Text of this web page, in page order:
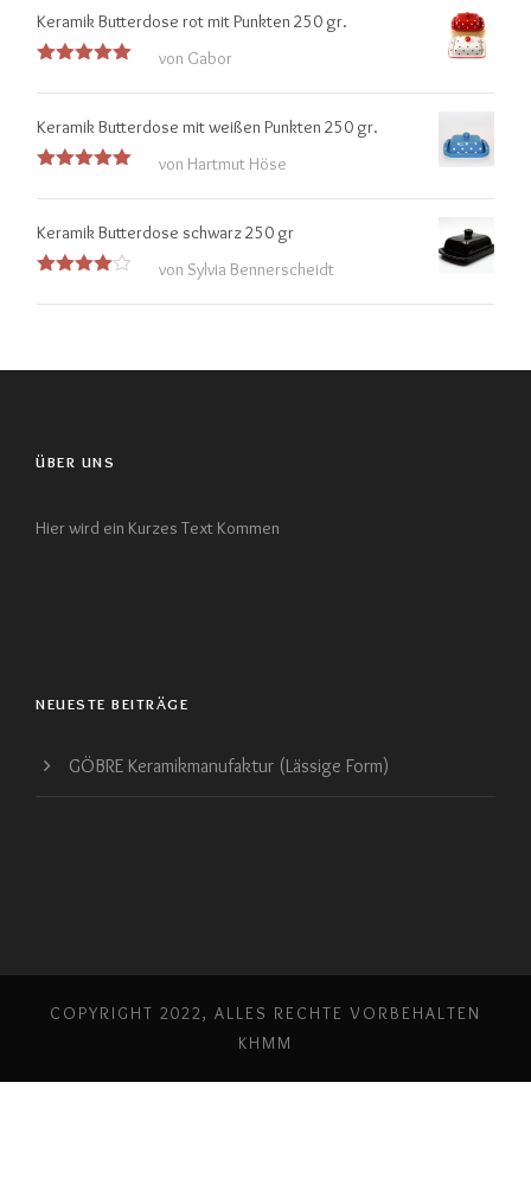
Keramik Butterdose rot mit Punkten 250 gr.
mit5von
von Gabor
Keramik Butterdose mit weißen Punkten 250 gr.
mit5von
von Hartmut Höse
Keramik Butterdose schwarz 250 gr
mit4
von Sylvia Bennerscheidt
ÜBER UNS
Hier wird ein Kurzes Text Kommen
NEUESTE BEITRÄGE
GÖBRE Keramikmanufaktur (Lässige Form)
COPYRIGHT 2022, ALLES RECHTE VORBEHALTEN
KHMM